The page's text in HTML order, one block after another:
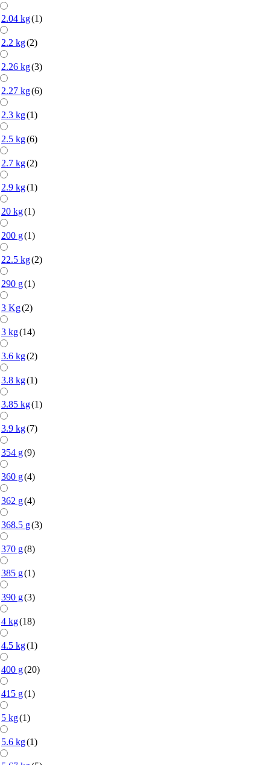
2.04 kg(1)
2.2 kg(2)
2.26 kg(3)
2.27 kg(6)
2.3 kg(1)
2.5 kg(6)
2.7 kg(2)
2.9 kg(1)
20 kg(1)
200 g(1)
22.5 kg(2)
290 g(1)
3 Kg(2)
3 kg(14)
3.6 kg(2)
3.8 kg(1)
3.85 kg(1)
3.9 kg(7)
354 g(9)
360 g(4)
362 g(4)
368.5 g(3)
370 g(8)
385 g(1)
390 g(3)
4 kg(18)
4.5 kg(1)
400 g(20)
415 g(1)
5 kg(1)
5.6 kg(1)